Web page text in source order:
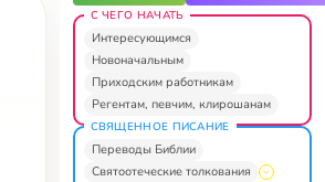
С ЧЕГО НАЧАТЬ
Интересующимся
Новоначальным
Приходским работникам
Регентам, певчим, клирошанам
СВЯЩЕННОЕ ПИСАНИЕ
Переводы Библии
Святоотеческие толкования